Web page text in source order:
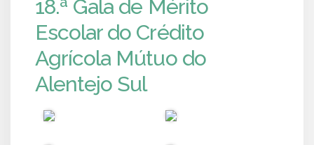
18.ª Gala de Mérito
Escolar do Crédito
Agrícola Mútuo do
Alentejo Sul